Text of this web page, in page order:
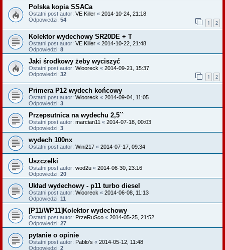
Polska kopia SSACa
Ostatni post autor: VE Killer « 2014-10-24, 21:18
Odpowiedzi: 54 1 2
Kolektor wydechowy SR20DE + T
Ostatni post autor: VE Killer « 2014-10-22, 21:48
Odpowiedzi: 8
Jaki środkowy żeby wyciszyć
Ostatni post autor: Wiooreck « 2014-09-21, 15:37
Odpowiedzi: 32 1 2
Primera P12 wydech końcowy
Ostatni post autor: Wiooreck « 2014-09-04, 11:05
Odpowiedzi: 3
Przepsutnica na wydechu 2,5``
Ostatni post autor: marcian11 « 2014-07-18, 00:03
Odpowiedzi: 3
wydech 100nx
Ostatni post autor: Wini217 « 2014-07-17, 09:34
Uszczelki
Ostatni post autor: wod2u « 2014-06-30, 23:16
Odpowiedzi: 20
Układ wydechowy - p11 turbo diesel
Ostatni post autor: Wiooreck « 2014-06-08, 11:13
Odpowiedzi: 11
[P11/WP11]Kolektor wydechowy
Ostatni post autor: PrzeRuSco « 2014-05-25, 21:52
Odpowiedzi: 27
pytanie o opinie
Ostatni post autor: Pablo's « 2014-05-12, 11:48
Odpowiedzi: 2